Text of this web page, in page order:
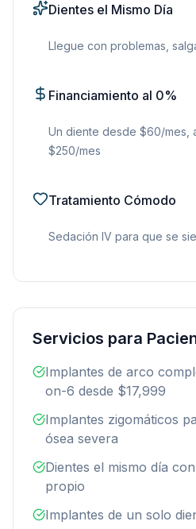
Dientes el Mismo Día
Llegue con problemas,
Financiamiento al 0%
Un diente desde $60/mes,
$250/mes
Tratamiento Cómodo
Sedación IV para que se
Servicios para
Implantes de arco
on-6 desde $17,999
Implantes zigomáticos
ósea severa
Dientes el mismo día
propio
Implantes de un solo